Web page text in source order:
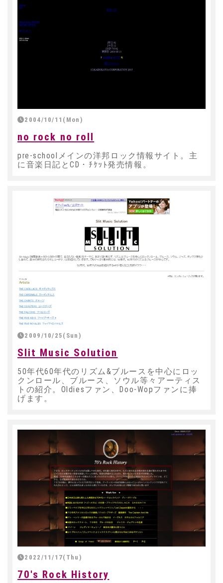
2004/10/11(Mon)
no rock no roll
pre-schoolメインの洋邦ロック情報サイト。主
に音楽日記とCD・ﾁｹｯﾄ発売情報。
2009/10/25(Sun)
Slit Music Solution
50年代60年代のリズム&ブルースを中心にロッ
クンロール、ブルース、ソウル等々アーティス
トの紹介。Oldiesファン、Doo-Wopファンに捧
げます。
2022/11/17(Thu)
70's Rock History